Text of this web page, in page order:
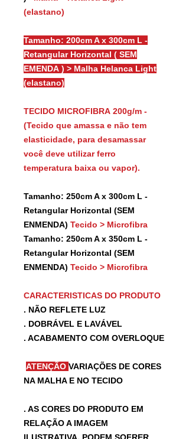
(elastano)
Tamanho: 200cm A x 300cm L -
Retangular Horizontal ( SEM
EMENDA ) > Malha Helanca Light
(elastano)
TECIDO MICROFIBRA 200g/m -
(Tecido que amassa e não tem
elasticidade, para desamassar
você deve utilizar ferro
temperatura baixa ou vapor).
Tamanho: 250cm A x 300cm L -
Retangular Horizontal (SEM
ENMENDA) Tecido > Microfibra
Tamanho: 250cm A x 350cm L -
Retangular Horizontal (SEM
ENMENDA) Tecido > Microfibra
CARACTERISTICAS DO PRODUTO
. NÃO REFLETE LUZ
. DOBRÁVEL E LAVÁVEL
. ACABAMENTO COM OVERLOQUE
ATENÇÃO VARIAÇÕES DE CORES
NA MALHA E NO TECIDO
. AS CORES DO PRODUTO EM
RELAÇÃO A IMAGEM
ILUSTRATIVA, PODEM SOFRER